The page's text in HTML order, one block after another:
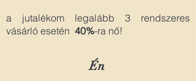
a jutalékom legalább 3 rendszeres
vásárló esetén 40%-ra nő!
Én